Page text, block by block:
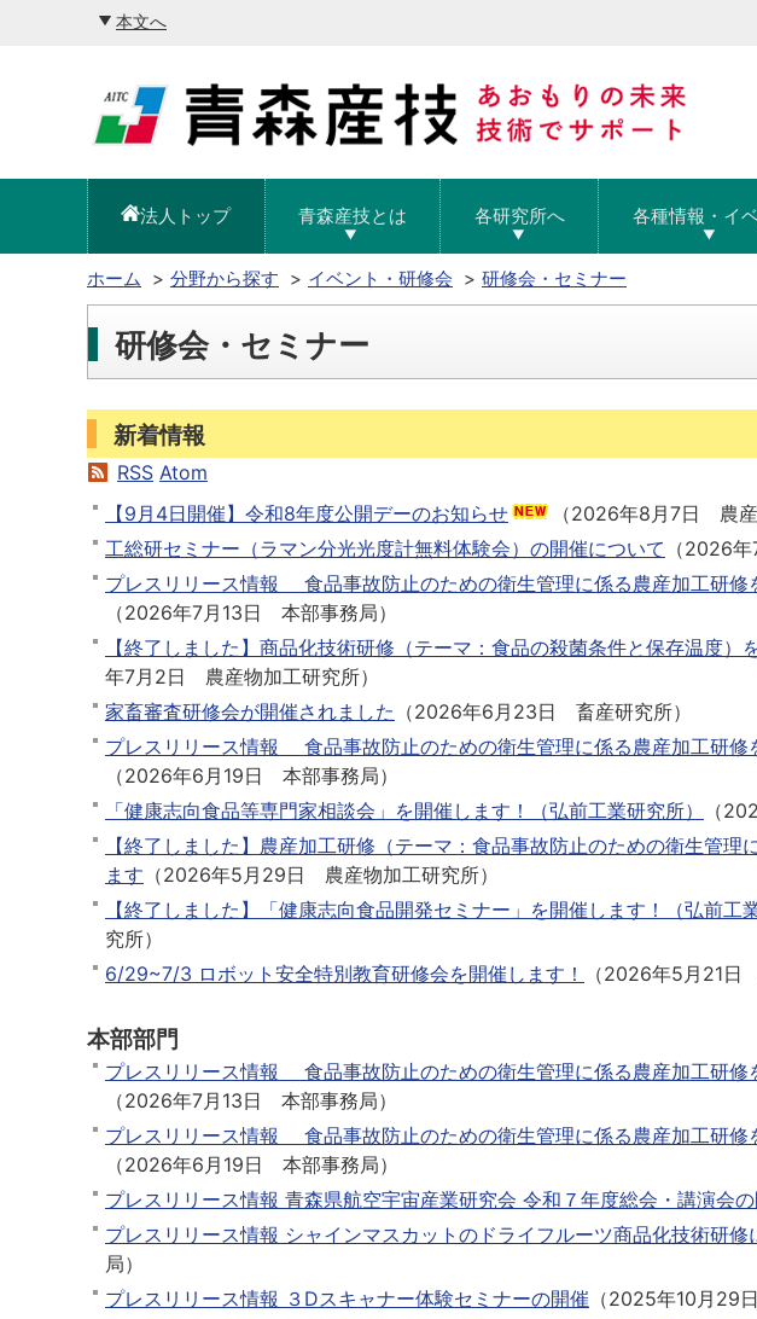
本文へ
法人トップ 青森産技とは 各研究所へ 各種情報・イ
ホーム 分野から探す イベント・研修会 研修会・セミナー
研修会・セミナー
新着情報
RSS Atom
【9月4日開催】令和8年度公開デーのお知らせ
w
（2026年8月7日 農
工総研セミナー（ラマン分光光度計無料体験会）の開催について （2026年
プレスリリース情報 食品事故防止のための衛生管理に係る農産加工研修
（2026年7月13日 本部事務局）
【終了しました】商品化技術研修（テーマ：食品の殺菌条件と保存温度
年7月2日
農産物加工研究所）
家畜審査研修会が開催されました （2026年6月23日 畜産研究所）
プレスリリース情報 食品事故防止のための衛生管理に係る農産加工研修
（2026年6月19日 本部事務局）
「健康志向食品等専門家相談会」を開催します！（弘前工業研究所）
（
【終了しました】農産加工研修（テーマ：食品事故防止のための衛生管
ます （2026年5月29日 農産物加工研究所）
【終了しました】「健康志向食品開発セミナー」を開催します！（弘前工
究所）
6/29~7/3 ロボット安全特別教育研修会を開催します！
（2026年5月21日
本部部門
プレスリリース情報 食品事故防止のための衛生管理に係る農産加工研修
（2026年7月13日 本部事務局）
プレスリリース情報 食品事故防止のための衛生管理に係る農産加工研修
（2026年6月19日 本部事務局）
プレスリリース情報 青森県航空宇宙産業研究会 令和７年度総会・講演会
プレスリリース情報 シャインマスカットのドライフルーツ商品化技術研修
局）
プレスリリース情報 ３Dスキャナー体験セミナーの開催 （2025年10月29日